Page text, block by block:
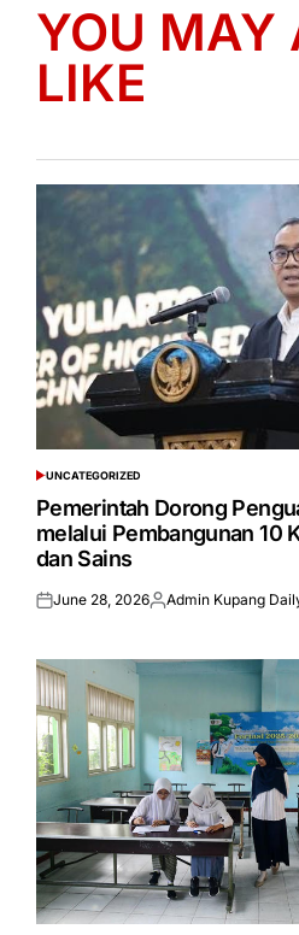
YOU MAY
LIKE
POSTED
IN
UNCATEGORIZED
Pemerintah Dorong
melalui Pembangunan 10
dan Sains
Posted
June 28, 2026Posted
Admin Kupang